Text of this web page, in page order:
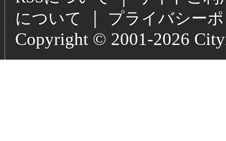
について
プライバシー
Copyright © 2001-2026